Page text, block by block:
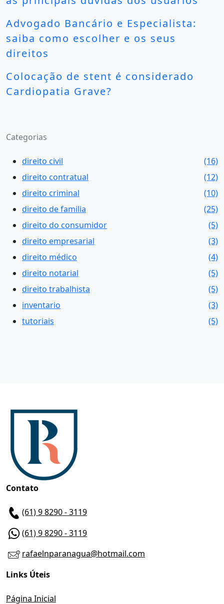
Advogado Bancário e Especialista:
saiba como escolher e os seus
direitos
Colocação de stent é considerado
Cardiopatia Grave?
Categorias
direito civil
(16)
direito contratual
(12)
direito criminal
(10)
direito de familia
(25)
direito do consumidor
(5)
direito empresarial
(3)
direito médico
(4)
direito notarial
(5)
direito trabalhista
(5)
inventario
(3)
tutoriais
(5)
Contato
(61) 9 8290 - 3119
(61) 9 8290 - 3119
rafaelnparanagua@hotmail.com
Links Úteis
Página Inicial